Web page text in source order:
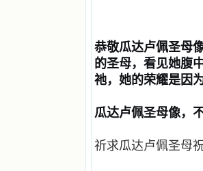
恭敬瓜达卢佩圣母
的圣母，看见她腹
祂，她的荣耀是因
瓜达卢佩圣母像，
祈求瓜达卢佩圣母